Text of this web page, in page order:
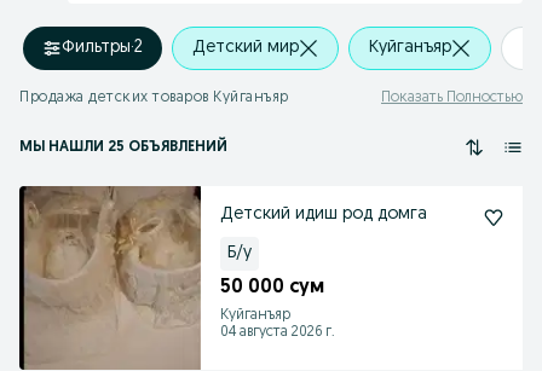
Фильтры·2 Детский мир Куйганъяр
Продажа детских товаров Куйганъяр Показать Полностью
МЫ НАШЛИ 25 ОБЪЯВЛЕНИЙ
Детский идиш род домга
Б/у
50 000 сум
Куйганъяр
04 августа 2026 г.